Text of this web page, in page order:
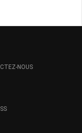
NOUS